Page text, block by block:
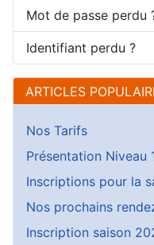
Mot de passe perdu
Identifiant perdu ?
ARTICLES
Nos Tarifs
Présentation Niveau
Inscriptions pour la
Nos prochains
Inscription saison